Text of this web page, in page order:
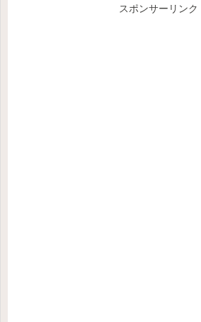
スポンサーリンク